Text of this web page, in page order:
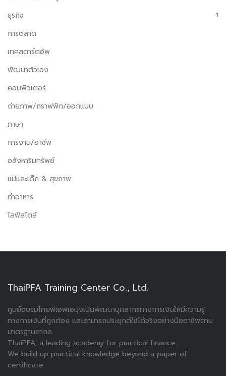
ธุรกิจ 1
การตลาด
เทคสตาร์ตอัพ
พัฒนาตัวเอง
คอมพิวเตอร์
ถ่ายภาพ/กราฟฟิก/ออกแบบ
ภาษา
การงาน/อาชีพ
อสังหาริมทรัพย์
แม่และเด็ก & สุขภาพ
ทำอาหาร
ไลฟ์สไตล์
ThaiPFA Training Center Co., Ltd.
ศูนย์อบรมไทยพีเอฟเอมุ่งเน้นพัฒนาบุคลากรทางการเงินให้มีความรู้
ทางการเงินที่ถูกต้อง และสามารถประยุกต์ใช้ได้จริงอย่างมืออาชีพตาม
มาตรฐานสากล
ThaiPFA, a leading academy for practical finance.
We build up practical knowledge beyond a paper of
certificate.